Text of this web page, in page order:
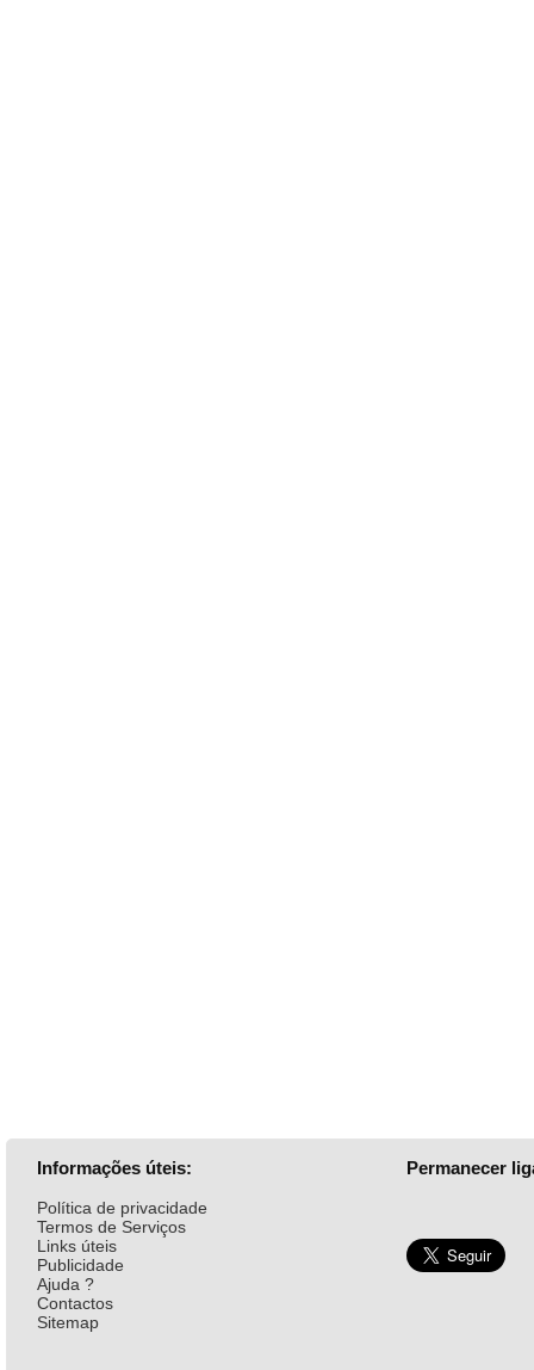
Informações úteis:
Política de privacidade
Termos de Serviços
Links úteis
Publicidade
Ajuda ?
Contactos
Sitemap
Permanecer